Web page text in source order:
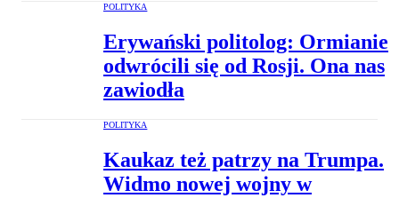
POLITYKA
Erywański politolog: Ormianie
odwrócili się od Rosji. Ona nas
zawiodła
POLITYKA
Kaukaz też patrzy na Trumpa.
Widmo nowej wojny w